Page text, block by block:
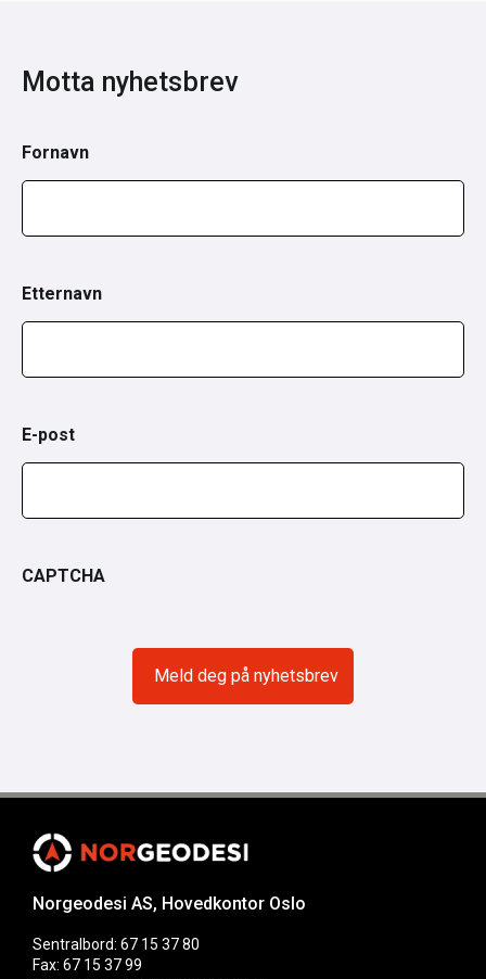
Motta nyhetsbrev
Fornavn
Etternavn
E-post
CAPTCHA
Norgeodesi AS, Hovedkontor Oslo
Sentralbord: 67 15 37 80
Fax: 67 15 37 99